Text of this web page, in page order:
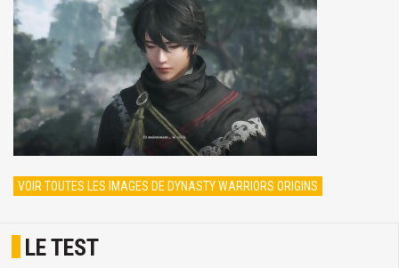
VOIR TOUTES LES IMAGES DE DYNASTY WARRIORS ORIGINS
LE TEST